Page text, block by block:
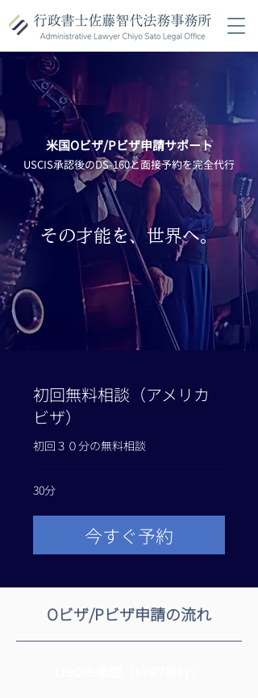
米国Oビザ/Pビザ申請サポート
USCIS承認後のDS-160と面接予約を完全代行
その才能を、世界へ。
初回無料相談（アメリカ
ビザ）
初回３０分の無料相談
30分
今すぐ予約
​Oビザ/Pビザ申請の流れ